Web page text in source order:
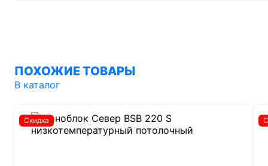
ПОХОЖИЕ ТОВАРЫ
В каталог
Скидка